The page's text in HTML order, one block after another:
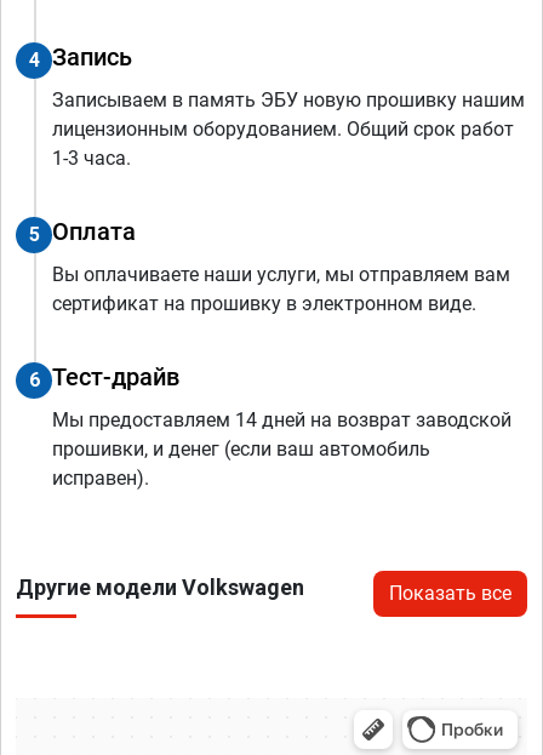
4 Запись
Записываем в память ЭБУ новую прошивку нашим
лицензионным оборудованием. Общий срок работ
1-3 часа.
5 Оплата
Вы оплачиваете наши услуги, мы отправляем вам
сертификат на прошивку в электронном виде.
6 Тест-драйв
Мы предоставляем 14 дней на возврат заводской
прошивки, и денег (если ваш автомобиль
исправен).
Другие модели Volkswagen Показать все